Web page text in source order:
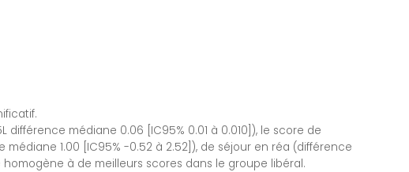
médiane 0.06 [IC95% 0.01 à 0.010]), le score de
1.00 [IC95% -0.52 à 2.52]), de séjour en réa (différence
à de meilleurs scores dans le groupe libéral.